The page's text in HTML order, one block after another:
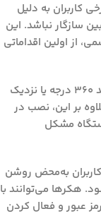
کاربران به دلیل
سازگار نباشد. این
از اولین اقداماتی
همچنین، نحوه قرارگیری فیزیکی دوربین در محل نصب، اهمیت زیادی دارد. دوربین‌های لامپی به‌گونه‌ای طراحی شده‌اند که زاویه دید ۳۶۰ درجه یا نزدیک
بر این، نصب در
مشکل
به‌محض روشن
هکرها می‌توانند با
عبور و فعال کردن